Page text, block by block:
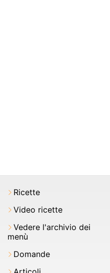
Ricette
Video ricette
Vedere l'archivio dei
menù
Domande